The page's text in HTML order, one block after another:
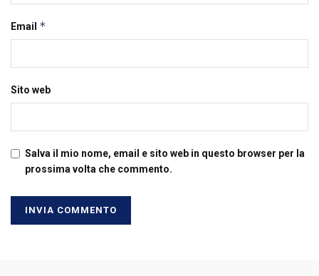
Email *
Sito web
Salva il mio nome, email e sito web in questo browser per la
prossima volta che commento.